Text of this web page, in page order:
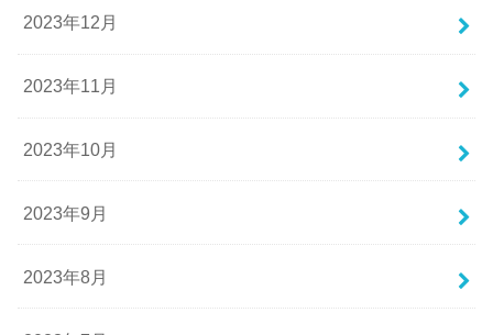
2023年12月
2023年11月
2023年10月
2023年9月
2023年8月